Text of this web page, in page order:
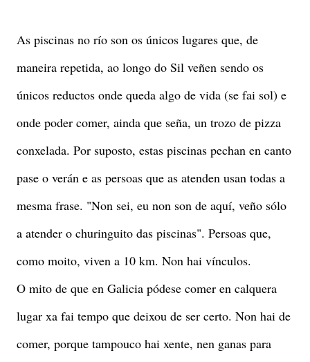
As piscinas no río son os únicos lugares que, de
maneira repetida, ao longo do Sil veñen sendo os
únicos reductos onde queda algo de vida (se fai sol) e
onde poder comer, ainda que seña, un trozo de pizza
conxelada. Por suposto, estas piscinas pechan en canto
pase o verán e as persoas que as atenden usan todas a
mesma frase. "Non sei, eu non son de aquí, veño sólo
a atender o churinguito das piscinas". Persoas que,
como moito, viven a 10 km. Non hai vínculos.
O mito de que en Galicia pódese comer en calquera
lugar xa fai tempo que deixou de ser certo. Non hai de
comer, porque tampouco hai xente, nen ganas para